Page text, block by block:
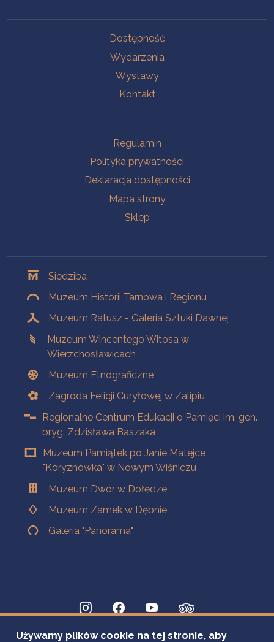
Dostępność
Wydarzenia
Wystawy
Kontakt
Regulamin
Polityka prywatności
Deklaracja dostępności
Mapa strony
Sklep
Siedziba
Muzeum Historii Tarnowa i Regionu
Muzeum Ratusz - Galeria Sztuki Dawnej
Muzeum Wincentego Witosa w
Wierzchosławicach
Muzeum Etnograficzne
Zagroda Felicji Curyłowej w Zalipiu
Regionalne Centrum Edukacji o Pamięci im. gen.
bryg. Zdzisława Baszaka
Muzeum Pamiątek po Janie Matejce
"Koryznówka" w Nowym Wiśniczu
Muzeum Dwór w Dołędze
Muzeum Zamek w Dębnie
Galeria "Panorama"
Używamy plików cookie na tej stronie, aby